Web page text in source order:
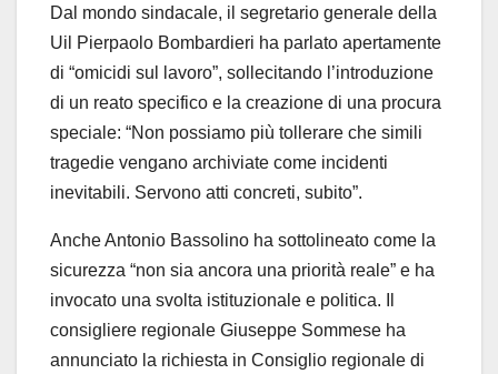
Dal mondo sindacale, il segretario generale della
Uil Pierpaolo Bombardieri ha parlato apertamente
di “omicidi sul lavoro”, sollecitando l’introduzione
di un reato specifico e la creazione di una procura
speciale: “Non possiamo più tollerare che simili
tragedie vengano archiviate come incidenti
inevitabili. Servono atti concreti, subito”.
Anche Antonio Bassolino ha sottolineato come la
sicurezza “non sia ancora una priorità reale” e ha
invocato una svolta istituzionale e politica. Il
consigliere regionale Giuseppe Sommese ha
annunciato la richiesta in Consiglio regionale di